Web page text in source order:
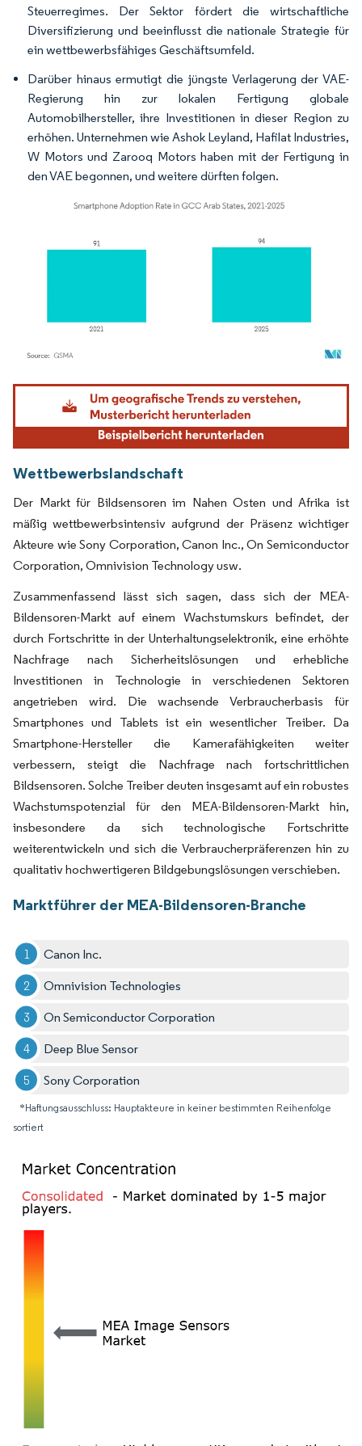
Steuerregimes. Der Sektor fördert die wirtschaftliche
Diversifizierung und beeinflusst die nationale Strategie für
ein wettbewerbsfähiges Geschäftsumfeld.
Darüber hinaus ermutigt die jüngste Verlagerung der VAE-
Regierung hin zur lokalen Fertigung globale
Automobilhersteller, ihre Investitionen in dieser Region zu
erhöhen. Unternehmen wie Ashok Leyland, Hafilat Industries,
W Motors und Zarooq Motors haben mit der Fertigung in
den VAE begonnen, und weitere dürften folgen.
Bild © Mordor Intelligence. Wiederverwendung erfordert Namensnennung gemäß
Wettbewerbslandschaft
Der Markt für Bildsensoren im Nahen Osten und Afrika ist
mäßig wettbewerbsintensiv aufgrund der Präsenz wichtiger
Akteure wie Sony Corporation, Canon Inc., On Semiconductor
Corporation, Omnivision Technology usw.
Zusammenfassend lässt sich sagen, dass sich der MEA-
Bildensoren-Markt auf einem Wachstumskurs befindet, der
durch Fortschritte in der Unterhaltungselektronik, eine erhöhte
Nachfrage nach Sicherheitslösungen und erhebliche
Investitionen in Technologie in verschiedenen Sektoren
angetrieben wird. Die wachsende Verbraucherbasis für
Smartphones und Tablets ist ein wesentlicher Treiber. Da
Smartphone-Hersteller die Kamerafähigkeiten weiter
verbessern, steigt die Nachfrage nach fortschrittlichen
Bildsensoren. Solche Treiber deuten insgesamt auf ein robustes
Wachstumspotenzial für den MEA-Bildensoren-Markt hin,
insbesondere da sich technologische Fortschritte
weiterentwickeln und sich die Verbraucherpräferenzen hin zu
qualitativ hochwertigeren Bildgebungslösungen verschieben.
Marktführer der MEA-Bildensoren-Branche
Canon Inc.
Omnivision Technologies
On Semiconductor Corporation
Deep Blue Sensor
Sony Corporation
*Haftungsausschluss: Hauptakteure in keiner bestimmten Reihenfolge
sortiert